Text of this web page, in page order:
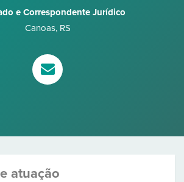
e Correspondente Jurídico
Canoas, RS
atuação